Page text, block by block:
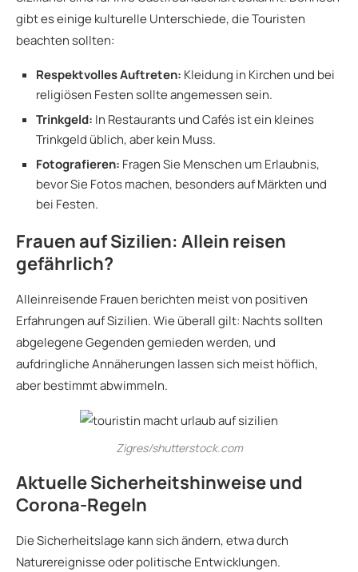
gibt es einige kulturelle Unterschiede, die Touristen
beachten sollten:
Respektvolles Auftreten: Kleidung in Kirchen und bei
religiösen Festen sollte angemessen sein.
Trinkgeld: In Restaurants und Cafés ist ein kleines
Trinkgeld üblich, aber kein Muss.
Fotografieren: Fragen Sie Menschen um Erlaubnis,
bevor Sie Fotos machen, besonders auf Märkten und
bei Festen.
Frauen auf Sizilien: Allein reisen
gefährlich?
Alleinreisende Frauen berichten meist von positiven
Erfahrungen auf Sizilien. Wie überall gilt: Nachts sollten
abgelegene Gegenden gemieden werden, und
aufdringliche Annäherungen lassen sich meist höflich,
aber bestimmt abwimmeln.
Zigres/shutterstock.com
Aktuelle Sicherheitshinweise und
Corona-Regeln
Die Sicherheitslage kann sich ändern, etwa durch
Naturereignisse oder politische Entwicklungen.